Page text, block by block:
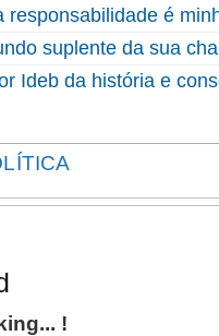
responsabilidade é
suplente da sua
Ideb da história e
!